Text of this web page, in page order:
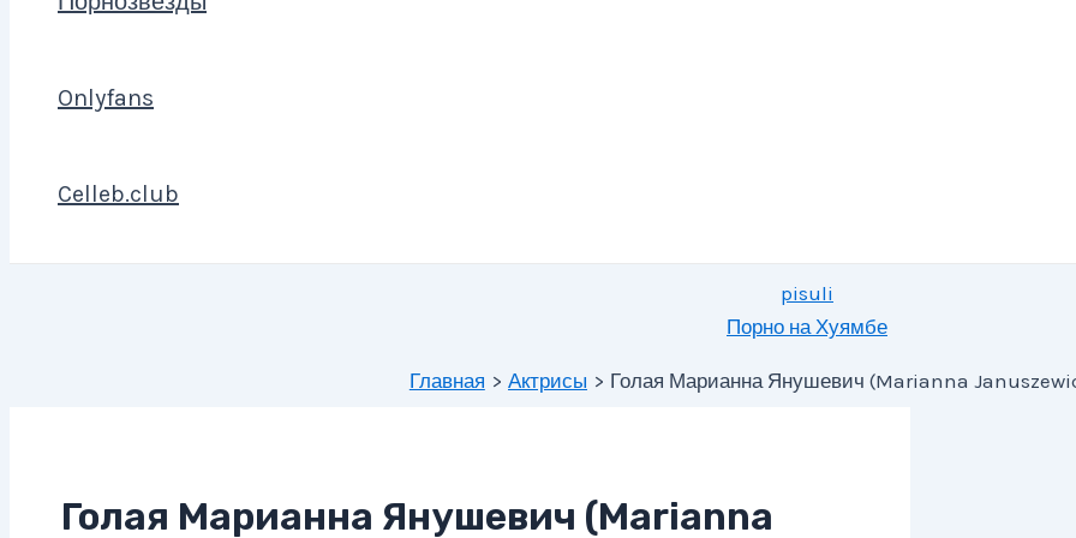
Onlyfans
Celleb.club
pisuli
Порно на Хуямбе
Главная Актрисы Голая Марианна Янушевич (Marianna
Голая Марианна Янушевич (Marianna